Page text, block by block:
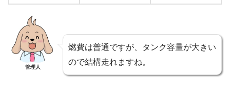
管理人
燃費は普通ですが、タンク容量が大きい
ので結構走れますね。